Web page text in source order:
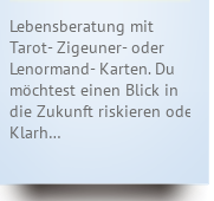
Lebensberatung mit
Tarot- Zigeuner- oder
Lenormand- Karten. Du
möchtest einen Blick in
die Zukunft riskieren oder
Klarh…